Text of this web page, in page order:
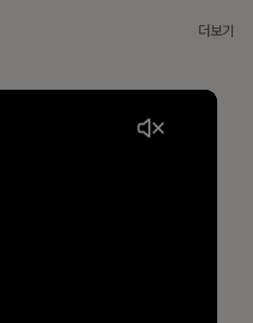
더보기